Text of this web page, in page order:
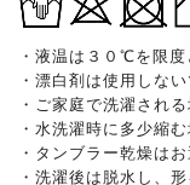
・液温は３０℃を限度
・漂白剤は使用しない
・ご家庭で洗濯され
・水洗濯時に多少縮
・タンブラー乾燥はお
・洗濯後は脱水し、